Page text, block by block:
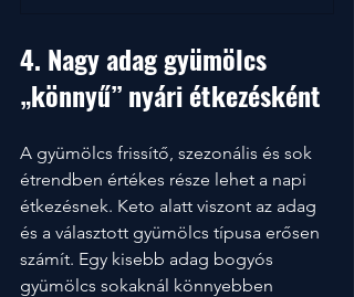
4. Nagy adag gyümölcs
„könnyű” nyári étkezésként
A gyümölcs frissítő, szezonális és sok
étrendben értékes része lehet a napi
étkezésnek. Keto alatt viszont az adag
és a választott gyümölcs típusa erősen
számít. Egy kisebb adag bogyós
gyümölcs sokaknál könnyebben